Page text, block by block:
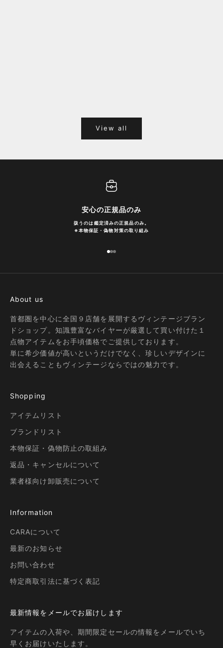
View all
安心の正規品のみ
扱うのは鑑定済みの正規品のみ。
※本物保証・偽物対策の取り組み
I18n Error: Missing interpolation
I18n Error: Missing interpolation
I18n Error: Missing interpolation
About us
首都圏を中心に全国９店舗を展開するヴィンテージブラン
ドショップ。知識豊富なバイヤーが厳選して買い付けた１
点物アイテムをお手頃価格でご提供しております。
単に希少価値が高いというだけでなく、珍しいデザインに
出会えることもヴィンテージならではの魅力です。
Shopping
アイテムリスト
ブランドリスト
本物保証・偽物防止の取組み
返品・キャンセルについて
業者様向け卸販売について
Information
CARAについて
最新のお知らせ
お問い合わせ
特定商取引法に基づく表記
最新情報をメールでお届けします
アイテムの入荷や、期間限定セールの情報をメールでいち
早くお届けいたします。